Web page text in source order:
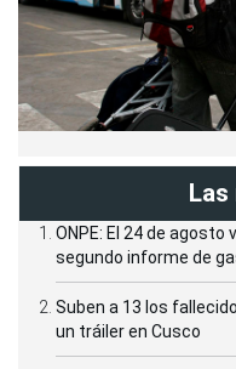
Las
ONPE: El 24 de
segundo informe de
Suben a 13 los
un tráiler en Cusco